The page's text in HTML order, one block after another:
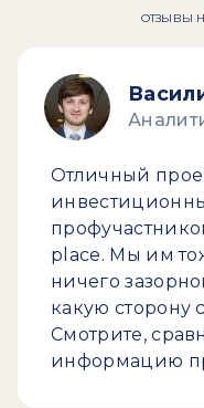
ОТЗЫВЫ
Отличный
place. Мы им
ничего
какую сторону
Смотрите,
информацию